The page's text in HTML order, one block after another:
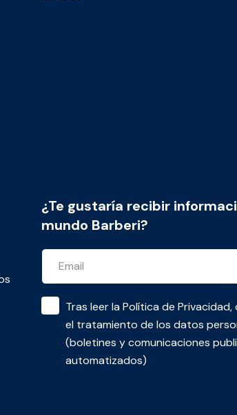
¿Te gustaría recibir
mundo Barberi?
Tras leer laPolítica de Privacidad,
el tratamiento de los datos
(boletines y comunicaciones
automatizados)